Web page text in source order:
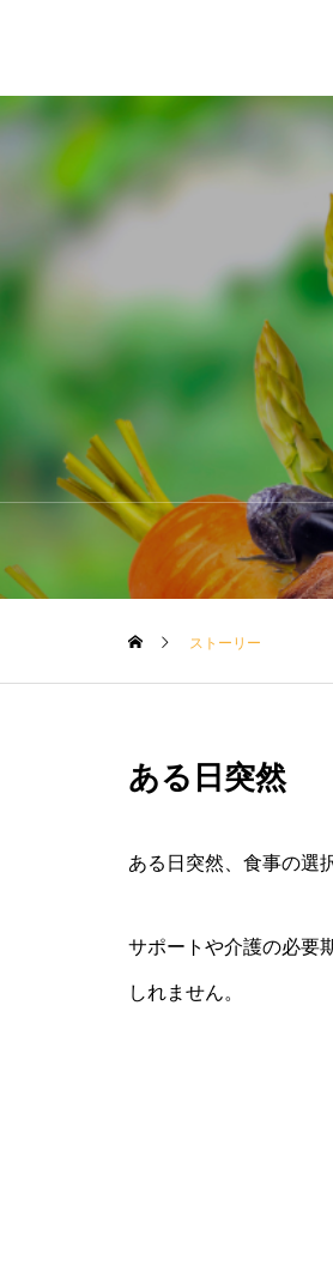
ストーリー
ある日突然
ある日突然、食事の選
サポートや介護の必要
しれません。